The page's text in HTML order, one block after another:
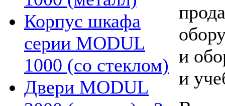
Корпус шкафа
серии MODUL
1000 (со стеклом)
Двери MODUL
и
и